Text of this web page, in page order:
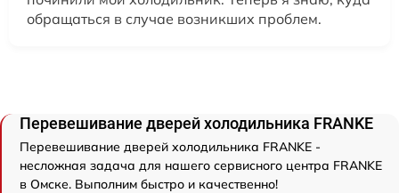
обращаться в случае возникших проблем.
Перевешивание дверей холодильника FRANKE
Перевешивание дверей холодильника FRANKE -
несложная задача для нашего сервисного центра FRANKE
в Омске. Выполним быстро и качественно!